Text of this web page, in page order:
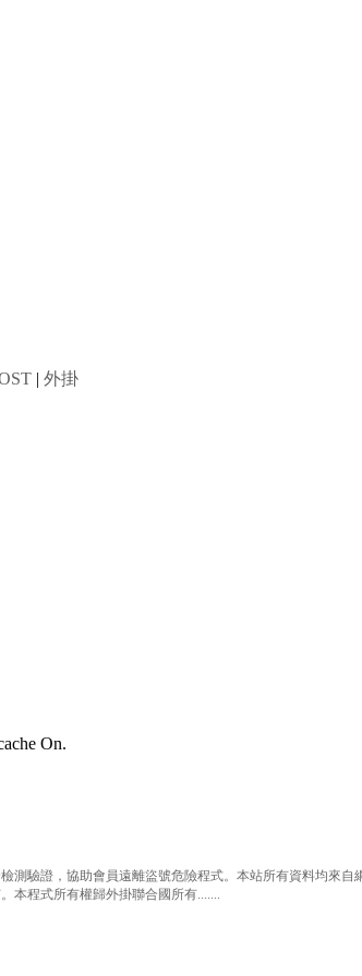
| 外掛
On.
證，協助會員遠離盜號危險程式。本站所有資料均來自
程式所有權歸外掛聯合國所有.......